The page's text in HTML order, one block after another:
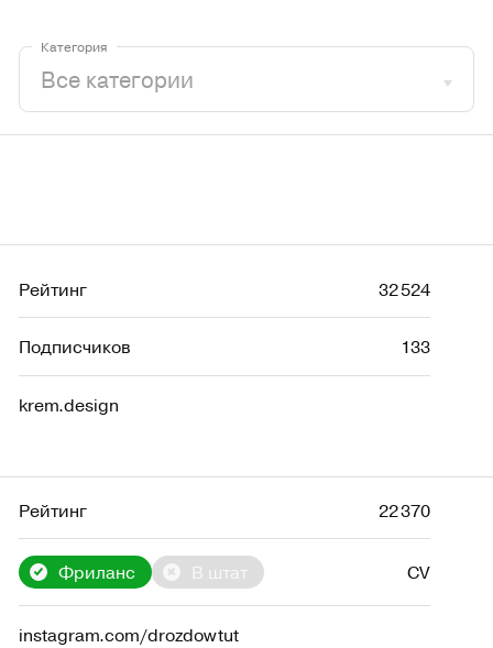
Категория
Рейтинг 32 524
Подписчиков 133
krem.design
Рейтинг 22 370
Фриланс В штат CV
instagram.com/drozdowtut